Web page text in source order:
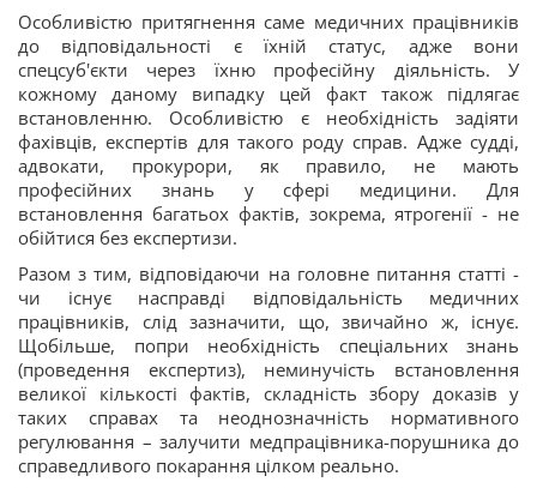
Особливістю притягнення саме медичних працівників
до відповідальності є їхній статус, адже вони
спецсуб'єкти через їхню професійну діяльність. У
кожному даному випадку цей факт також підлягає
встановленню. Особливістю є необхідність задіяти
фахівців, експертів для такого роду справ. Адже судді,
адвокати, прокурори, як правило, не мають
професійних знань у сфері медицини. Для
встановлення багатьох фактів, зокрема, ятрогенії - не
обійтися без експертизи.
Разом з тим, відповідаючи на головне питання статті -
чи існує насправді відповідальність медичних
працівників, слід зазначити, що, звичайно ж, існує.
Щобільше, попри необхідність спеціальних знань
(проведення експертиз), неминучість встановлення
великої кількості фактів, складність збору доказів у
таких справах та неоднозначність нормативного
регулювання – залучити медпрацівника-порушника до
справедливого покарання цілком реально.